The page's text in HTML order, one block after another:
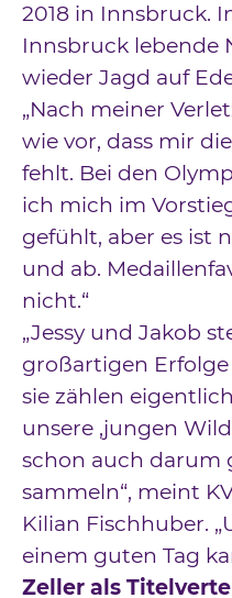
2018 in Innsbruck.
Innsbruck lebende
wieder Jagd auf
„Nach meiner
wie vor, dass mir
fehlt. Bei den
ich mich im
gefühlt, aber es ist
und ab.
nicht.“
„Jessy und Jakob
großartigen
sie zählen
unsere ‚jungen
schon auch darum
sammeln“, meint
Kilian Fischhuber.
einem guten Tag
Zeller als